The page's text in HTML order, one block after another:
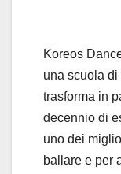
Koreos
una scuola
trasforma in
decennio di
uno dei
ballare e per